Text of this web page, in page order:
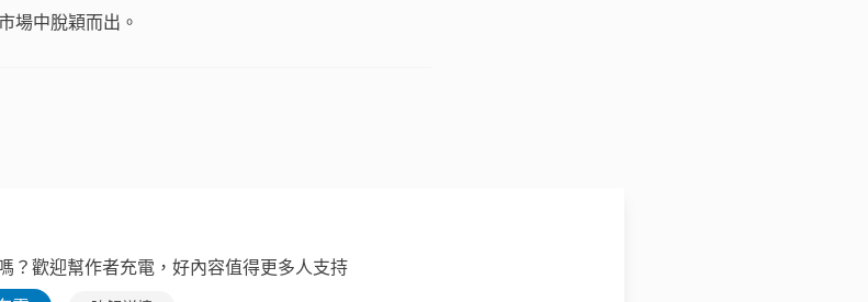
場中脫穎而出。
？歡迎幫作者充電，好內容值得更多人支持